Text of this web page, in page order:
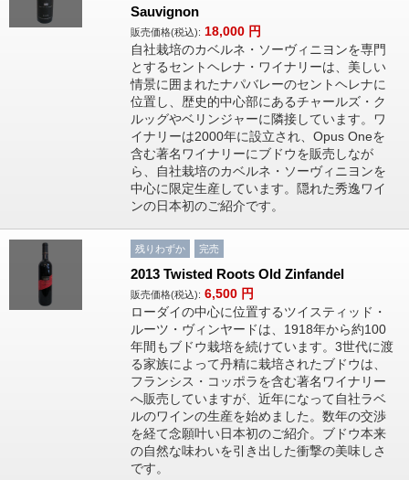
Sauvignon
販売価格(税込): 18,000 円
自社栽培のカベルネ・ソーヴィニヨンを専門
とするセントヘレナ・ワイナリーは、美しい
情景に囲まれたナパバレーのセントヘレナに
位置し、歴史的中心部にあるチャールズ・ク
ルッグやベリンジャーに隣接しています。ワ
イナリーは2000年に設立され、Opus Oneを
含む著名ワイナリーにブドウを販売しなが
ら、自社栽培のカベルネ・ソーヴィニヨンを
中心に限定生産しています。隠れた秀逸ワイ
ンの日本初のご紹介です。
残りわずか 完売
2013 Twisted Roots Old Zinfandel
販売価格(税込): 6,500 円
ローダイの中心に位置するツイスティッド・
ルーツ・ヴィンヤードは、1918年から約100
年間もブドウ栽培を続けています。3世代に渡
る家族によって丹精に栽培されたブドウは、
フランシス・コッポラを含む著名ワイナリー
へ販売していますが、近年になって自社ラベ
ルのワインの生産を始めました。数年の交渉
を経て念願叶い日本初のご紹介。ブドウ本来
の自然な味わいを引き出した衝撃の美味しさ
です。